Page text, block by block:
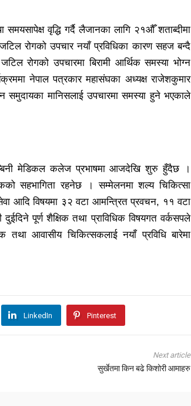
वृद्धि गर्दै लैजानका लागि २१औँ शताब्दीमा
रोगको उपचार नयाँ प्रविधिका कारण सहज बन्दै
रोगको उपचारमा बिरामी आर्थिक समस्या भोग्न
नेपाल पत्रकार महासंघका अध्यक्ष राजेशकुमार
समुदायका मानिसलाई उपचारमा समस्या हुने भएकाले
मेडिकल कलेज प्रभाषमा आजदेखि शुरु हुँदैछ ।
सहभागिता रहनेछ । सम्मेलनमा शल्य चिकित्सा
सेवा आदि विषयमा ३२ वटा आमन्त्रित प्रवचन, ११ वटा
पूर्ण शैक्षिक तथा प्राविधिक विषयगत वर्कसपले
तथा आवासीय चिकित्सकलाई नयाँ प्रविधि बारेमा
LinkedIn Pinterest
Next article
सुर्खेतमा किन बढे किशोरी आमाहरु